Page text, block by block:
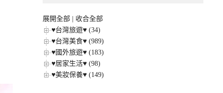
展開全部
收合全部
♥台灣旅遊♥ (34)
♥台灣美食♥ (989)
♥國外旅遊♥ (183)
♥居家生活♥ (98)
♥美妝保養♥ (149)